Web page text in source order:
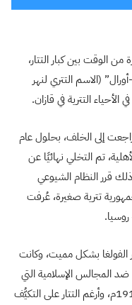
الوقت بين كبار التتار،
(الاسم التتري لنهر
التترية في قازان.
إلى الخلف، بحلول عام
قرر النظام الشيوعي
تترية صغيرة، عُرفت
الفولغا بشكل مميت، وكانت
المجالس الإسلامية التي
أنشأها التتار في الأيام الثورية الأولى من عام 1917م، وأرغم التتار على التكيُّف